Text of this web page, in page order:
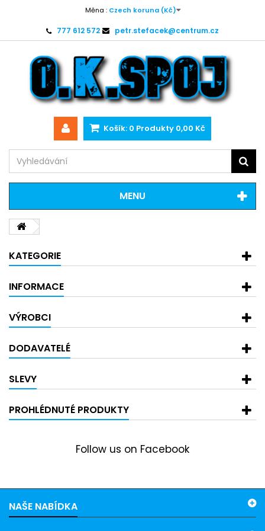
Měna : Czech koruna (Kč)
777 612 572 petr.stefacek@centrum.cz
Košík: 0 Produkty 0,00 Kč
MENU
KATEGORIE
INFORMACE
VÝROBCI
DODAVATELÉ
SLEVY
PROHLÉDNUTÉ PRODUKTY
Follow us on Facebook
NAŠE NABÍDKA